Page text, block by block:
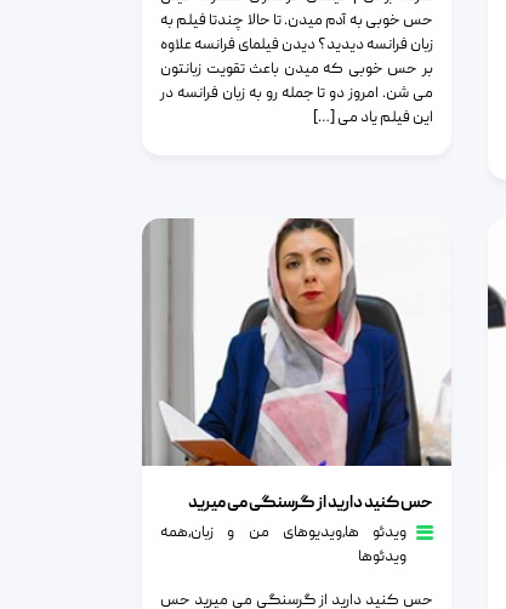
حس خوبی به آدم میدن‌. تا حالا چندتا فیلم به
زبان فرانسه دیدید؟ دیدن فیلمای فرانسه علاوه
بر حس خوبی که میدن باعث تقویت زبانتون
می شن. امروز دو تا جمله رو به زبان فرانسه در
این فیلم یاد می […]
حس کنید دارید از گرسنگی می میرید
ویدئو ها٫ویدیوهای من و زبان٫همه
ویدئوها
حس کنید دارید از گرسنگی می میرید حس